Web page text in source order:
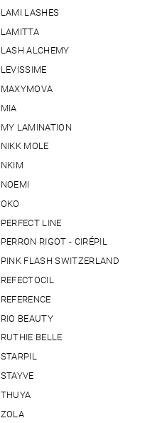
LAMI LASHES
LAMITTA
LASH ALCHEMY
LEVISSIME
MAXYMOVA
MIA
MY LAMINATION
NIKK MOLE
NKIM
NOEMI
OKO
PERFECT LINE
PERRON RIGOT - CIRÉPIL
PINK FLASH SWITZERLAND
REFECTOCIL
REFERENCE
RIO BEAUTY
RUTHIE BELLE
STARPIL
STAYVE
THUYA
ZOLA